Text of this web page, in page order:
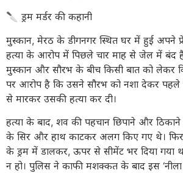
🔪 ड्रम मर्डर की कहानी
मुस्कान, मेरठ के डीगनगर स्थित घर में हुई अपने
हत्या के आरोप में पिछले चार माह से जेल में बंद
मुस्कान और सौरभ के बीच किसी बात को लेकर
पर आरोप है कि उसने सौरभ को नशा देकर पहले
से मारकर उसकी हत्या कर दी।
हत्या के बाद, शव की पहचान छिपाने और
के सिर और हाथ काटकर अलग किए गए थे।
के ड्रम में डालकर, ऊपर से सीमेंट भर दिया गया
न हो। पुलिस ने काफी मशक्कत के बाद इस